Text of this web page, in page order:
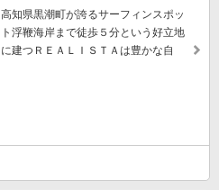
高知県黒潮町が誇るサーフィンスポッ
ト浮鞭海岸まで徒歩５分という好立地
に建つＲＥＡＬＩＳＴＡは豊かな自